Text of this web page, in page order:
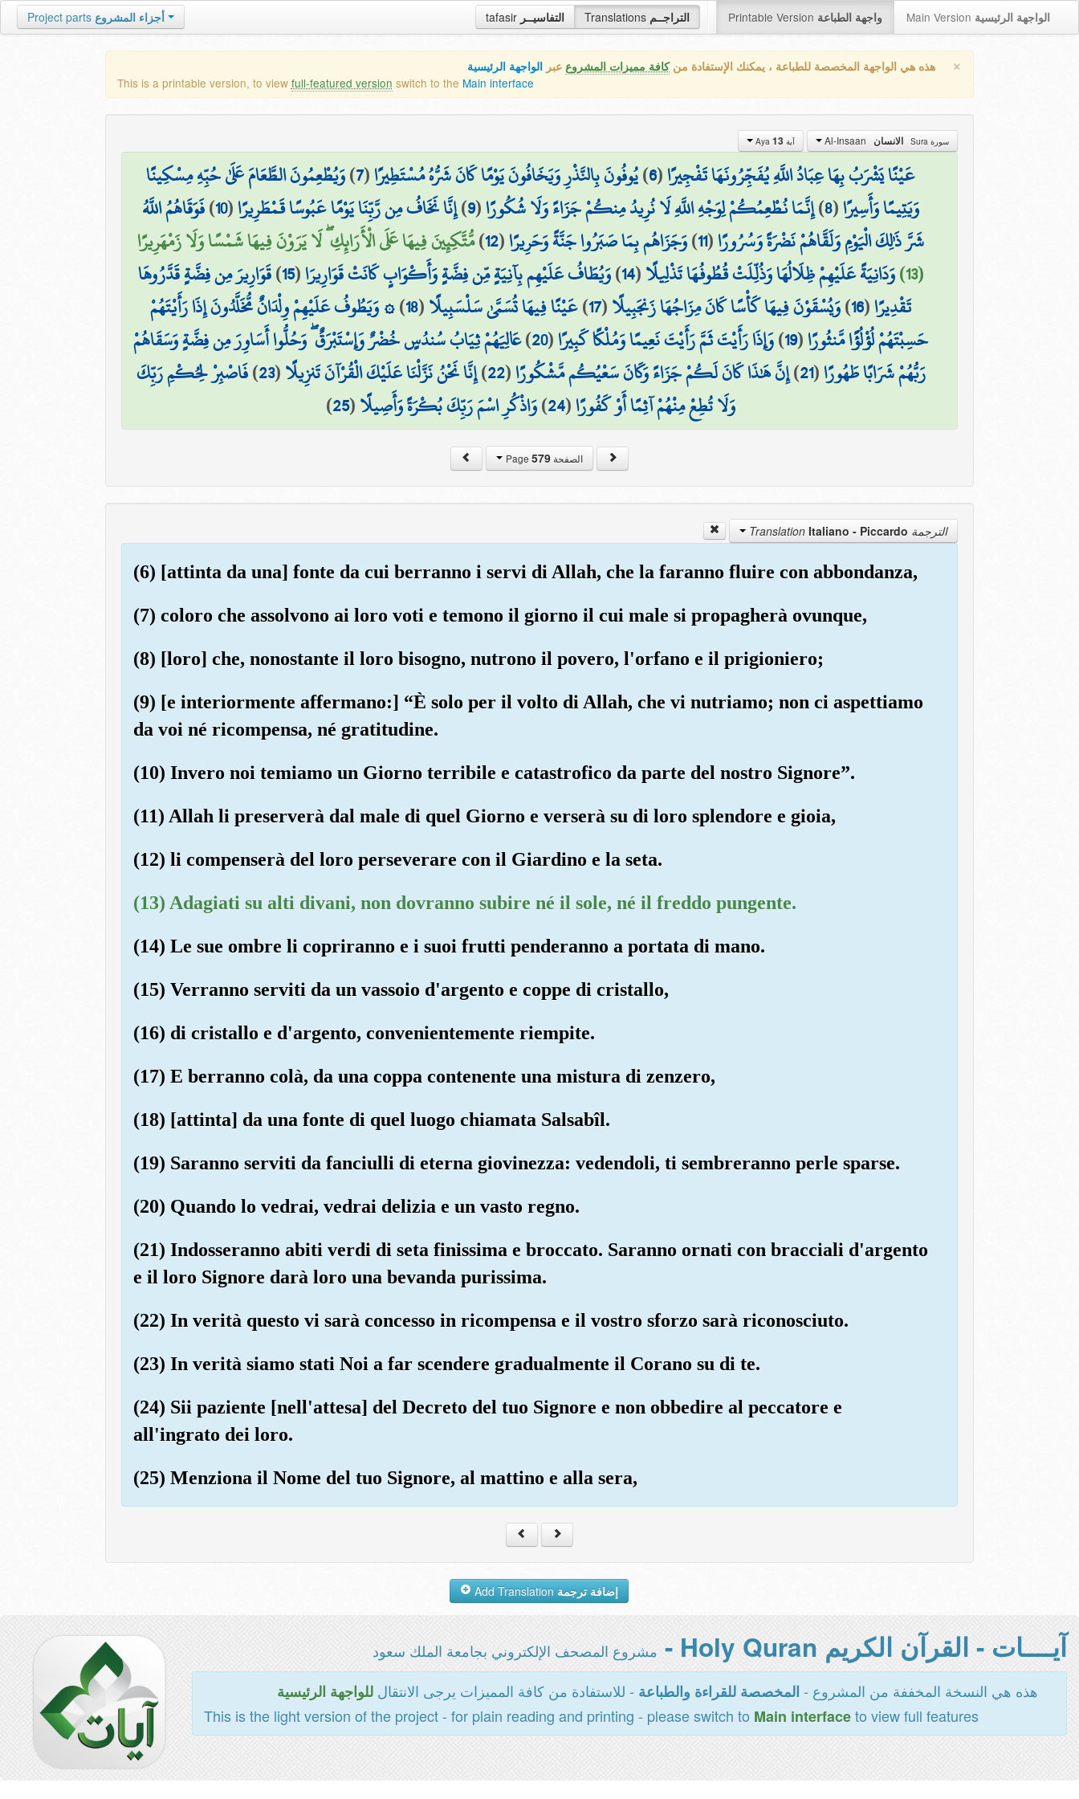
tafasir التفاسيــر Translations التراجــم Printable Version واجهة الطباعة Main Version الواجهة الرئيسية Project parts أجزاء المشروع
× هذه هي الواجهة المخصصة للطباعة ، يمكنك الإستفادة منكافة مميزات المشروع عبر الواجهة الرئيسية
This is a printable version, to view full-featured version switch to the Main interface
سورة Sura الانسان آية Aya 13
عَيْنًا يَشْرَبُ بِهَا عِبَادُ اللَّهِ يُفَجِّرُونَهَا تَفْجِيرًا(
6
)يُوفُونَ بِالنَّذْرِ وَيَخَافُونَ يَوْمًا كَانَ شَرُّهُ مُسْتَطِيرًا(
7
)وَيُطْعِمُونَ الطَّعَامَ عَلَىٰ حُبِّهِ مِسْكِينًا
وَيَتِيمًا وَأَسِيرًا(
8
)إِنَّمَا نُطْعِمُكُمْ لِوَجْهِ اللَّهِ لَا نُرِيدُ مِنكُمْ جَزَاءً وَلَا شُكُورًا(
9
)إِنَّا نَخَافُ مِن رَّبِّنَا يَوْمًا عَبُوسًا قَمْطَرِيرًا(
10
)فَوَقَاهُمُ اللَّهُ
شَرَّ ذَٰلِكَ الْيَوْمِ وَلَقَّاهُمْ نَضْرَةً وَسُرُورًا(
11
)وَجَزَاهُم بِمَا صَبَرُوا جَنَّةً وَحَرِيرًا(
12
)مُّتَّكِئِينَ فِيهَا عَلَى الْأَرَائِكِ ۖ لَا يَرَوْنَ فِيهَا شَمْسًا وَلَا زَمْهَرِيرًا
(13)
وَدَانِيَةً عَلَيْهِمْ ظِلَالُهَا وَذُلِّلَتْ قُطُوفُهَا تَذْلِيلًا(
14
)وَيُطَافُ عَلَيْهِم بِآنِيَةٍ مِّن فِضَّةٍ وَأَكْوَابٍ كَانَتْ قَوَارِيرَا(
15
)قَوَارِيرَ مِن فِضَّةٍ قَدَّرُوهَا
تَقْدِيرًا(
16
)وَيُسْقَوْنَ فِيهَا كَأْسًا كَانَ مِزَاجُهَا زَنجَبِيلًا(
17
)عَيْنًا فِيهَا تُسَمَّىٰ سَلْسَبِيلًا(
18
)۞ وَيَطُوفُ عَلَيْهِمْ وِلْدَانٌ مُّخَلَّدُونَ إِذَا رَأَيْتَهُمْ
حَسِبْتَهُمْ لُؤْلُؤًا مَّنثُورًا(
19
)وَإِذَا رَأَيْتَ ثَمَّ رَأَيْتَ نَعِيمًا وَمُلْكًا كَبِيرًا(
20
)عَالِيَهُمْ ثِيَابُ سُندُسٍ خُضْرٌ وَإِسْتَبْرَقٌ ۖ وَحُلُّوا أَسَاوِرَ مِن فِضَّةٍ وَسَقَاهُمْ
رَبُّهُمْ شَرَابًا طَهُورًا(
21
)إِنَّ هَٰذَا كَانَ لَكُمْ جَزَاءً وَكَانَ سَعْيُكُم مَّشْكُورًا(
22
)إِنَّا نَحْنُ نَزَّلْنَا عَلَيْكَ الْقُرْآنَ تَنزِيلًا(
23
)فَاصْبِرْ لِحُكْمِ رَبِّكَ
وَلَا تُطِعْ مِنْهُمْ آثِمًا أَوْ كَفُورًا(
24
)وَاذْكُرِ اسْمَ رَبِّكَ بُكْرَةً وَأَصِيلًا(
25
)
الصفحة Page579
الترجمة Translation Italiano - Piccardo
(6) [attinta da una] fonte da cui berranno i servi di Allah, che la faranno fluire con abbondanza,
(7) coloro che assolvono ai loro voti e temono il giorno il cui male si propagherà ovunque,
(8) [loro] che, nonostante il loro bisogno, nutrono il povero, l'orfano e il prigioniero;
(9) [e interiormente affermano:] “È solo per il volto di Allah, che vi nutriamo; non ci aspettiamo
da voi né ricompensa, né gratitudine.
(10) Invero noi temiamo un Giorno terribile e catastrofico da parte del nostro Signore”.
(11) Allah li preserverà dal male di quel Giorno e verserà su di loro splendore e gioia,
(12) li compenserà del loro perseverare con il Giardino e la seta.
(13) Adagiati su alti divani, non dovranno subire né il sole, né il freddo pungente.
(14) Le sue ombre li copriranno e i suoi frutti penderanno a portata di mano.
(15) Verranno serviti da un vassoio d'argento e coppe di cristallo,
(16) di cristallo e d'argento, convenientemente riempite.
(17) E berranno colà, da una coppa contenente una mistura di zenzero,
(18) [attinta] da una fonte di quel luogo chiamata Salsabîl.
(19) Saranno serviti da fanciulli di eterna giovinezza: vedendoli, ti sembreranno perle sparse.
(20) Quando lo vedrai, vedrai delizia e un vasto regno.
(21) Indosseranno abiti verdi di seta finissima e broccato. Saranno ornati con bracciali d'argento
e il loro Signore darà loro una bevanda purissima.
(22) In verità questo vi sarà concesso in ricompensa e il vostro sforzo sarà riconosciuto.
(23) In verità siamo stati Noi a far scendere gradualmente il Corano su di te.
(24) Sii paziente [nell'attesa] del Decreto del tuo Signore e non obbedire al peccatore e
all'ingrato dei loro.
(25) Menziona il Nome del tuo Signore, al mattino e alla sera,
إضافة ترجمة
آيــــات - القرآن الكريم Holy Quran - مشروع المصحف الإلكتروني بجامعة الملك سعود
هذه هي النسخة المخففة من المشروع - المخصصة للقراءة والطباعة - للاستفادة من كافة المميزات يرجى الانتقالللواجهة الرئيسية
This is the light version of the project - for plain reading and printing - please switch to Main interfaceto view full features